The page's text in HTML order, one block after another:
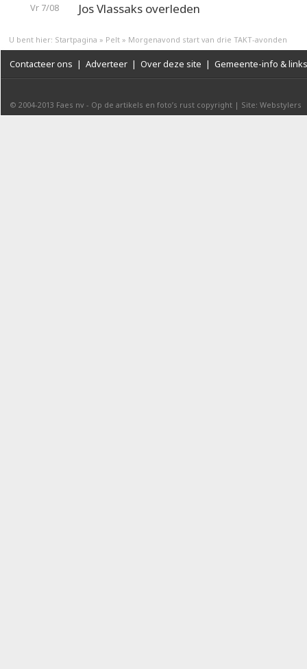
Vr 7/08 Jos Vlassaks overleden
U bent hier: Startpagina » Pelt » Morgenavond start van drie TAKT-avonden
Contacteer ons | Adverteer | Over deze site | Gemeente-info & links
© 2004-2013 Faes nv - Op de artikels en foto’s rust copyright | Site: Webstylers